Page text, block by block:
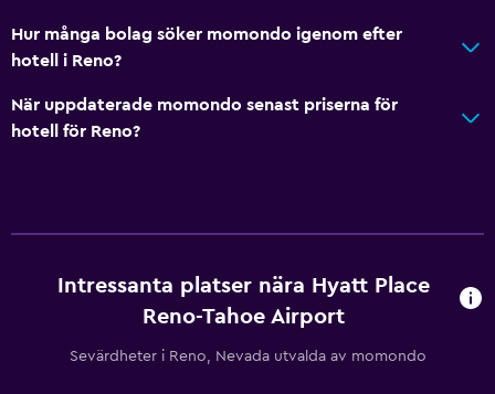
Hur många bolag söker momondo igenom efter
hotell i Reno?
När uppdaterade momondo senast priserna för
hotell för Reno?
Intressanta platser nära Hyatt Place
Reno-Tahoe Airport
Sevärdheter i Reno, Nevada utvalda av momondo